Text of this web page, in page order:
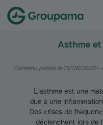
Asthme et
Contenu publié le 13/08/2025-
L’asthme est une
due à une
Des crises de
déclenchent lors de